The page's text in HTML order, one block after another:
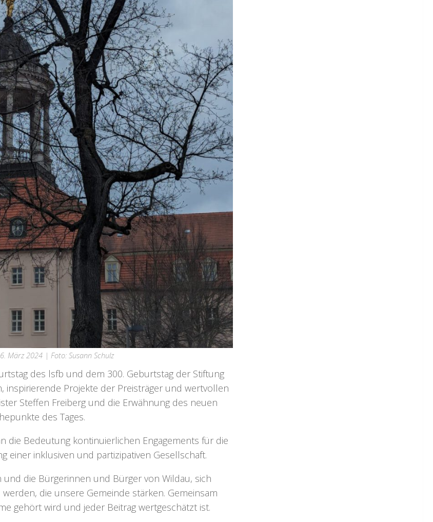
März 2024 | Foto: Susann Schulz
des lsfb und dem 300. Geburtstag der Stiftung
inspirierende Projekte der Preisträger und wertvollen
Steffen Freiberg und die Erwähnung des neuen
des Tages.
die Bedeutung kontinuierlichen Engagements für die
einer inklusiven und partizipativen Gesellschaft.
die Bürgerinnen und Bürger von Wildau, sich
die unsere Gemeinde stärken. Gemeinsam
gehört wird und jeder Beitrag wertgeschätzt ist.